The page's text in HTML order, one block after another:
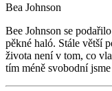
Bea Johnson
Bee Johnson se
pěkné haló. Stále větší
života není v tom, co
tím méně svobodní